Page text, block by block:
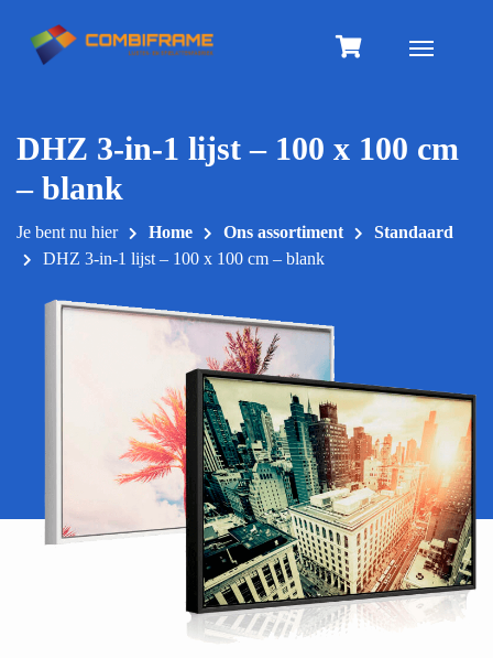
naar
Toggle
DHZ 3-in-1 lijst – 100 x 100 cm
– blank
Je bent nu hier Home Ons assortiment
Standaard
DHZ 3-in-1 lijst – 100 x 100 cm – blank